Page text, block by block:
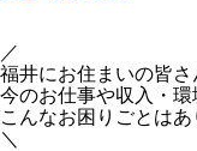
／
福井にお住まいの皆さ
今のお仕事や収入・環
こんなお困りごとはあ
＼